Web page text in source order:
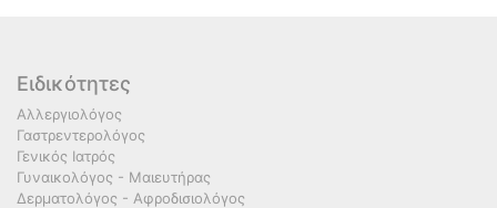
Ειδικότητες
Αλλεργιολόγος
Γαστρεντερολόγος
Γενικός Ιατρός
Γυναικολόγος - Μαιευτήρας
Δερματολόγος - Αφροδισιολόγος